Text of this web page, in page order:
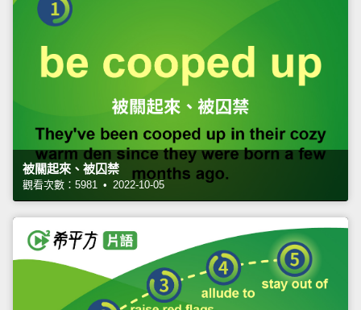
被關起來、被囚禁
觀看次數：5981 • 2022-10-05